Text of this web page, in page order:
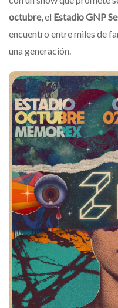
octubre,el Estadio GNP
encuentro entre miles de
una generación.